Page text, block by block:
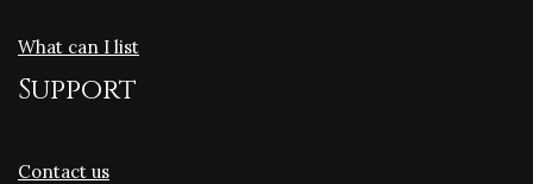
What can I list
Support
Contact us